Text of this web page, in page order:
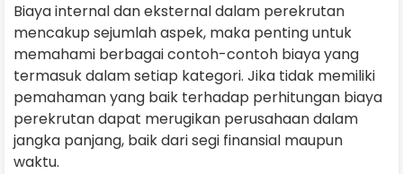
Biaya internal dan eksternal dalam perekrutan
mencakup sejumlah aspek, maka penting untuk
memahami berbagai contoh-contoh biaya yang
termasuk dalam setiap kategori. Jika tidak memiliki
pemahaman yang baik terhadap perhitungan biaya
perekrutan dapat merugikan perusahaan dalam
jangka panjang, baik dari segi finansial maupun
waktu.